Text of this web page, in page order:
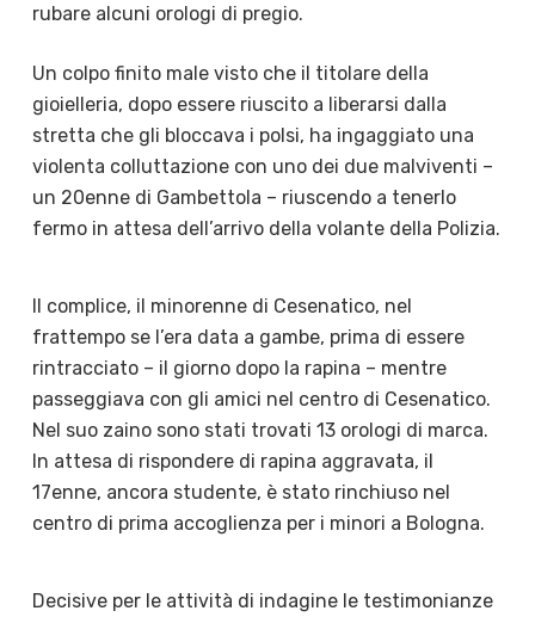
rubare alcuni orologi di pregio.
Un colpo finito male visto che il titolare della
gioielleria, dopo essere riuscito a liberarsi dalla
stretta che gli bloccava i polsi, ha ingaggiato una
violenta colluttazione con uno dei due malviventi –
un 20enne di Gambettola – riuscendo a tenerlo
fermo in attesa dell’arrivo della volante della Polizia.
Il complice, il minorenne di Cesenatico, nel
frattempo se l’era data a gambe, prima di essere
rintracciato – il giorno dopo la rapina – mentre
passeggiava con gli amici nel centro di Cesenatico.
Nel suo zaino sono stati trovati 13 orologi di marca.
In attesa di rispondere di rapina aggravata, il
17enne, ancora studente, è stato rinchiuso nel
centro di prima accoglienza per i minori a Bologna.
Decisive per le attività di indagine le testimonianze